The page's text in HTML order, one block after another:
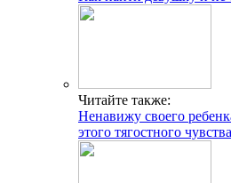
Читайте также:
Ненавижу своего
этого тягостного чувства